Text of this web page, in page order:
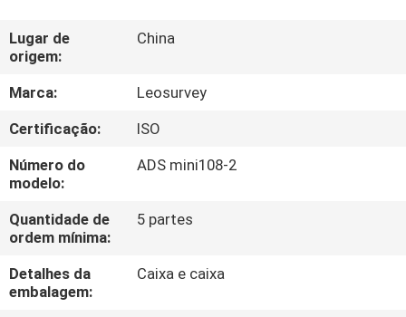
NÓS
EXCURSÃO
DA
FÁBRICA
CONTROLE
DA
QUALIDADE
Lugar de
origem:
China
Marca:
Leosurvey
Certificação:
ISO
Número do
modelo:
ADS mini108-2
Quantidade de
ordem mínima:
5 partes
Detalhes da
embalagem:
Caixa e caixa